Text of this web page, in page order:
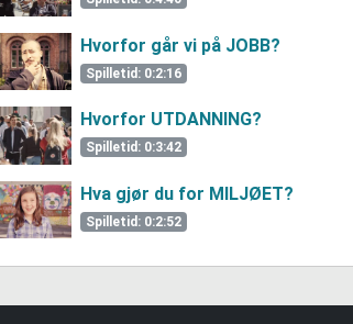
Hvorfor går vi på JOBB?
Spilletid: 0:2:16
Hvorfor UTDANNING?
Spilletid: 0:3:42
Hva gjør du for MILJØET?
Spilletid: 0:2:52